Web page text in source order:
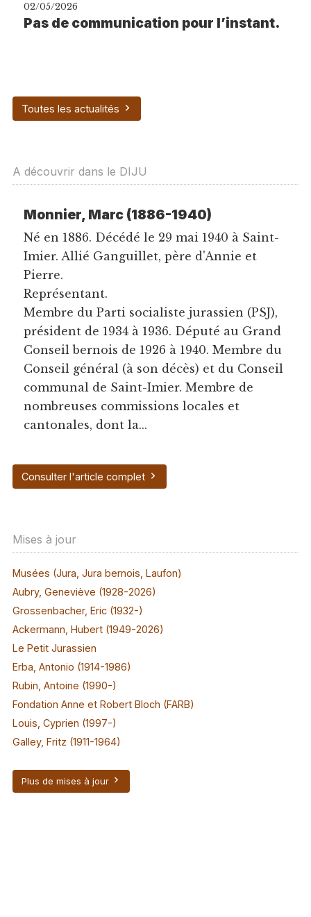
02/05/2026
Pas de communication pour l’instant.
Toutes les actualités
A découvrir dans le DIJU
Monnier, Marc (1886-1940)
Né en 1886. Décédé le 29 mai 1940 à Saint-
Imier. Allié Ganguillet, père d'Annie et
Pierre.
Représentant.
Membre du Parti socialiste jurassien (PSJ),
président de 1934 à 1936. Député au Grand
Conseil bernois de 1926 à 1940. Membre du
Conseil général (à son décès) et du Conseil
communal de Saint-Imier. Membre de
nombreuses commissions locales et
cantonales, dont la...
Consulter l'article complet
Mises à jour
Musées (Jura, Jura bernois, Laufon)
Aubry, Geneviève (1928-2026)
Grossenbacher, Eric (1932-)
Ackermann, Hubert (1949-2026)
Le Petit Jurassien
Erba, Antonio (1914-1986)
Rubin, Antoine (1990-)
Fondation Anne et Robert Bloch (FARB)
Louis, Cyprien (1997-)
Galley, Fritz (1911-1964)
Plus de mises à jour